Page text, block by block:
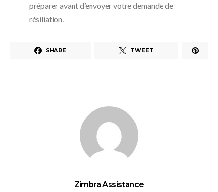
préparer avant d’envoyer votre demande de
résiliation.
SHARE TWEET
Zimbra Assistance